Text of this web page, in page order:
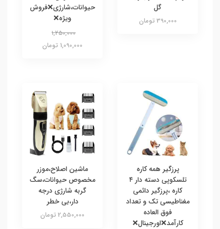
گل
390,000 تومان
حیوانات،شارژی❌فروش
ویژه❌
1,250,000
1,090,000 تومان
پرزگیر همه کاره
تلسکوپی دسته دار ۴
کاره ،پرزگیر دائمی
مغناطیسی تک و تعداد
فوق العاده
کارآمد❌اورجینال❌
ماشین اصلاح،موزر
مخصوص حیوانات،سگ
گربه شارژی درجه
دار،بی خطر
2,550,000 تومان